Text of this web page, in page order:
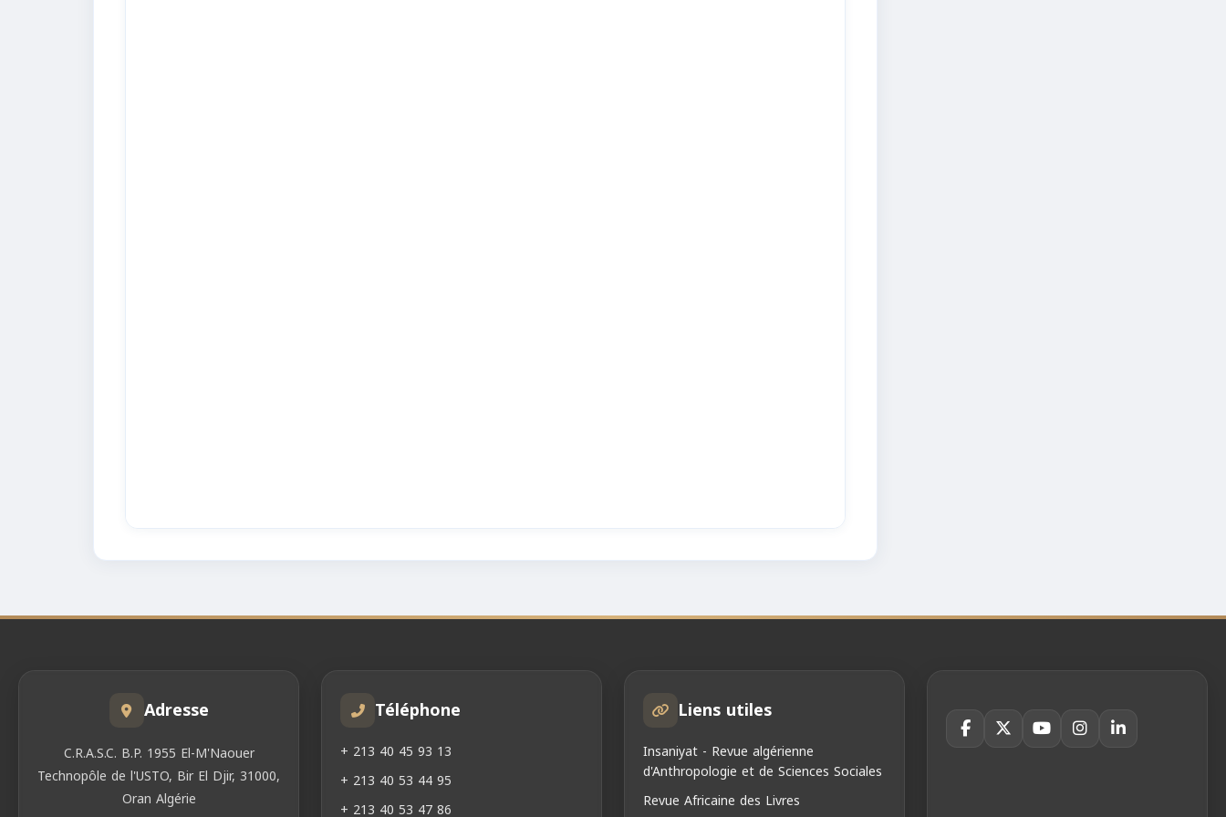
Adresse
C.R.A.S.C. B.P. 1955 El-M'Naouer
Technopôle de l'USTO, Bir El Djir, 31000,
Oran Algérie
Téléphone
+ 213 40 45 93 13
+ 213 40 53 44 95
+ 213 40 53 47 86
Liens utiles
Insaniyat - Revue algérienne
d'Anthropologie et de Sciences Sociales
Revue Africaine des Livres